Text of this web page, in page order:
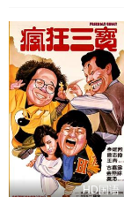
HD国语